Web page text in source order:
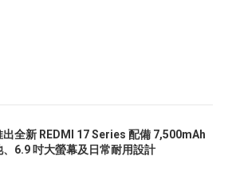
出全新 REDMI 17 Series 配備 7,500mAh
、6.9 吋大螢幕及日常耐用設計